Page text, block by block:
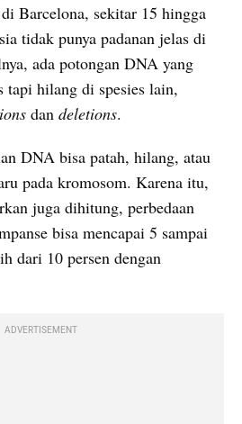
Barcelona, sekitar 15 hingga
tidak punya padanan jelas di
ada potongan DNA yang
tapi hilang di spesies lain,
dan deletions.
DNA bisa patah, hilang, atau
pada kromosom. Karena itu,
juga dihitung, perbedaan
bisa mencapai 5 sampai
dari 10 persen dengan
ADVERTISEMENT